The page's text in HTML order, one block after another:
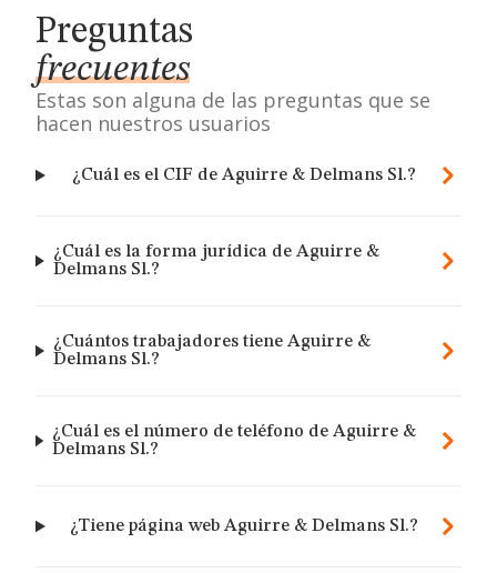
Preguntas
frecuentes
Estas son alguna de las preguntas que se
hacen nuestros usuarios
¿Cuál es el CIF de Aguirre & Delmans Sl.?
¿Cuál es la forma jurídica de Aguirre &
Delmans Sl.?
¿Cuántos trabajadores tiene Aguirre &
Delmans Sl.?
¿Cuál es el número de teléfono de Aguirre &
Delmans Sl.?
¿Tiene página web Aguirre & Delmans Sl.?